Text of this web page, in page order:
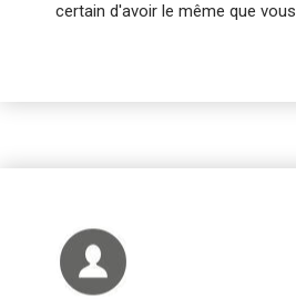
certain d'avoir le même que vous